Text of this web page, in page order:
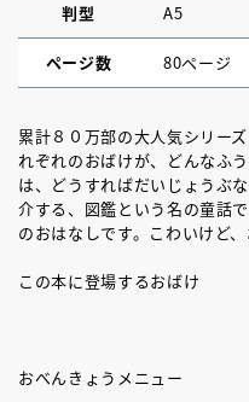
判型 A5
ページ数 80ページ
累計８０万部の大人気シリー
れぞれのおばけが、どんなふ
は、どうすればだいじょうぶ
介する、図鑑という名の童話
のおはなしです。こわいけど、
この本に登場するおばけ
おべんきょうメニュー